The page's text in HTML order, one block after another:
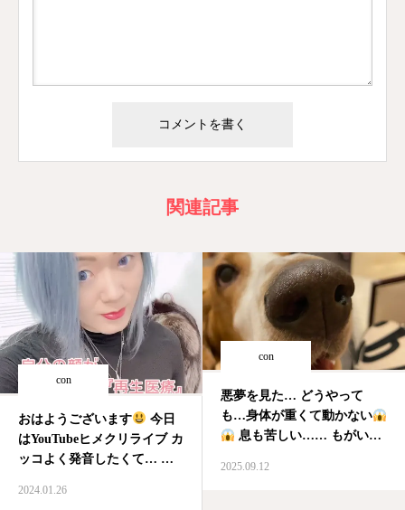
関連記事
con
おはようございます
はYouTubeヒメクリライブ カ
ッコよく発音したくて… 朝
2024.01.26
con
悪夢を見た… どうやって
も…身体が重くて動かない
息も苦しい…… もがいて
2025.09.12